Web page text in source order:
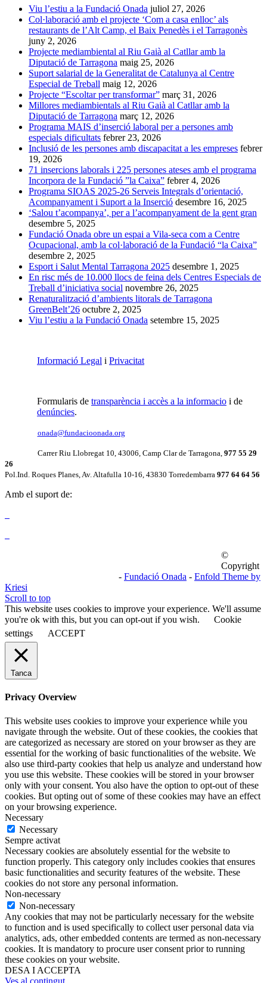
Viu l’estiu a la Fundació Onada juliol 27, 2026
Col·laboració amb el projecte ‘Com a casa enlloc’ als
restaurants de l’Alt Camp, el Baix Penedès i el Tarragonès
juny 2, 2026
Projecte mediambiental al Riu Gaià al Catllar amb la
Diputació de Tarragona maig 25, 2026
Suport salarial de la Generalitat de Catalunya al Centre
Especial de Treball maig 12, 2026
Projecte “Escoltar per transformar” març 31, 2026
Millores mediambientals al Riu Gaià al Catllar amb la
Diputació de Tarragona març 12, 2026
Programa MAIS d’inserció laboral per a persones amb
especials dificultats febrer 23, 2026
Inclusió de les persones amb discapacitat a les empreses febrer
19, 2026
71 insercions laborals i 225 persones ateses amb el programa
Incorpora de la Fundació ”la Caixa” febrer 4, 2026
Programa SIOAS 2025-26 Serveis Integrals d’orientació,
Acompanyament i Suport a la Inserció desembre 16, 2025
‘Salou t’acompanya’, per a l’acompanyament de la gent gran
desembre 5, 2025
Fundació Onada obre un espai a Vila-seca com a Centre
Ocupacional, amb la col·laboració de la Fundació “la Caixa”
desembre 2, 2025
Esport i Salut Mental Tarragona 2025 desembre 1, 2025
En risc més de 10.000 llocs de feina dels Centres Especials de
Treball d’iniciativa social novembre 26, 2025
Renaturalització d’ambients litorals de Tarragona
GreenBelt’26 octubre 2, 2025
Viu l’estiu a la Fundació Onada setembre 15, 2025
Informació Legal i Privacitat
Formularis de transparència i accès a la informacio i de
denúncies.
onada@fundacioonada.org
Carrer Riu Llobregat 10, 43006, Camp Clar de Tarragona, 977 55 29
26
Pol.Ind. Roques Planes, Av. Altafulla 10-16, 43830 Torredembarra 977 64 64 56
Amb el suport de:
©
Copyright
- Fundació Onada - Enfold Theme by
Kriesi
Scroll to top
This website uses cookies to improve your experience. We'll assume
you're ok with this, but you can opt-out if you wish.
Cookie
settings
ACCEPT
Tanca
Privacy Overview
This website uses cookies to improve your experience while you
navigate through the website. Out of these cookies, the cookies that
are categorized as necessary are stored on your browser as they are
essential for the working of basic functionalities of the website. We
also use third-party cookies that help us analyze and understand how
you use this website. These cookies will be stored in your browser
only with your consent. You also have the option to opt-out of these
cookies. But opting out of some of these cookies may have an effect
on your browsing experience.
Necessary
Necessary
Sempre activat
Necessary cookies are absolutely essential for the website to
function properly. This category only includes cookies that ensures
basic functionalities and security features of the website. These
cookies do not store any personal information.
Non-necessary
Non-necessary
Any cookies that may not be particularly necessary for the website
to function and is used specifically to collect user personal data via
analytics, ads, other embedded contents are termed as non-necessary
cookies. It is mandatory to procure user consent prior to running
these cookies on your website.
DESA I ACCEPTA
Ves al contingut